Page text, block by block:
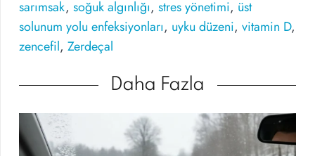
sarımsak, soğuk algınlığı, stres yönetimi, üst
solunum yolu enfeksiyonları, uyku düzeni, vitamin D,
zencefil, Zerdeçal
Daha Fazla